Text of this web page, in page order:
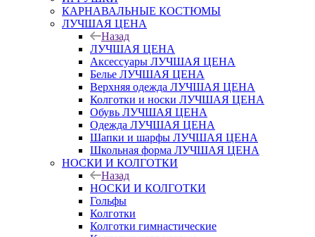
КАРНАВАЛЬНЫЕ КОСТЮМЫ
ЛУЧШАЯ ЦЕНА
Назад
ЛУЧШАЯ ЦЕНА
Аксессуары ЛУЧШАЯ ЦЕНА
Белье ЛУЧШАЯ ЦЕНА
Верхняя одежда ЛУЧШАЯ ЦЕНА
Колготки и носки ЛУЧШАЯ ЦЕНА
Обувь ЛУЧШАЯ ЦЕНА
Одежда ЛУЧШАЯ ЦЕНА
Шапки и шарфы ЛУЧШАЯ ЦЕНА
Школьная форма ЛУЧШАЯ ЦЕНА
НОСКИ И КОЛГОТКИ
Назад
НОСКИ И КОЛГОТКИ
Гольфы
Колготки
Колготки гимнастические